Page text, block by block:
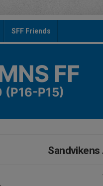
SFF Friends
FF
P15)
Sandvikens